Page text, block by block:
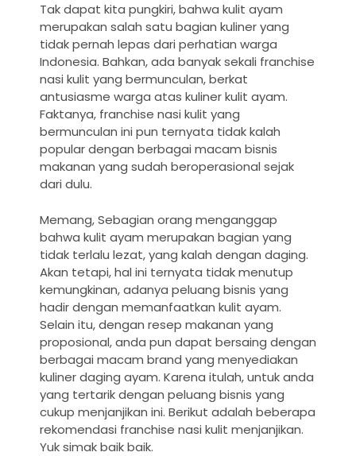
Tak dapat kita pungkiri, bahwa kulit ayam
merupakan salah satu bagian kuliner yang
tidak pernah lepas dari perhatian warga
Indonesia. Bahkan, ada banyak sekali franchise
nasi kulit yang bermunculan, berkat
antusiasme warga atas kuliner kulit ayam.
Faktanya, franchise nasi kulit yang
bermunculan ini pun ternyata tidak kalah
popular dengan berbagai macam bisnis
makanan yang sudah beroperasional sejak
dari dulu.
Memang, Sebagian orang menganggap
bahwa kulit ayam merupakan bagian yang
tidak terlalu lezat, yang kalah dengan daging.
Akan tetapi, hal ini ternyata tidak menutup
kemungkinan, adanya peluang bisnis yang
hadir dengan memanfaatkan kulit ayam.
Selain itu, dengan resep makanan yang
proposional, anda pun dapat bersaing dengan
berbagai macam brand yang menyediakan
kuliner daging ayam. Karena itulah, untuk anda
yang tertarik dengan peluang bisnis yang
cukup menjanjikan ini. Berikut adalah beberapa
rekomendasi franchise nasi kulit menjanjikan.
Yuk simak baik baik.